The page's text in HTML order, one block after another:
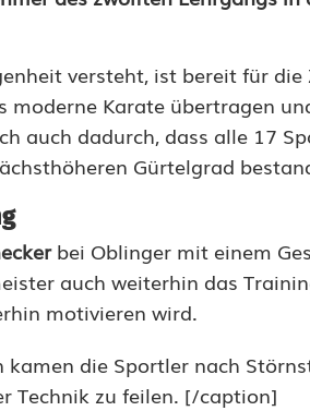
versteht, ist bereit für
moderne Karate übertragen
auch dadurch, dass alle 17
Gürtelgrad
bei Oblinger mit einem
auch weiterhin das
motivieren wird.
die Sportler nach
Technik zu feilen. [/caption]